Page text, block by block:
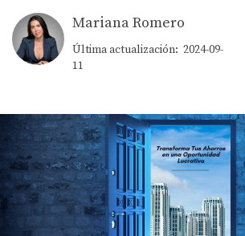
Mariana Romero
Última actualización: 2024-09-
11